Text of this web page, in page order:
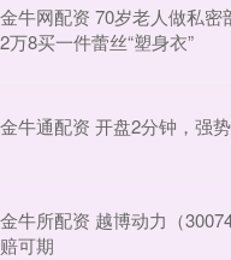
金牛网配资 70岁老人做私
2万8买一件蕾丝“塑身衣”
金牛通配资 开盘2分钟，强势
金牛所配资 越博动力（
赔可期